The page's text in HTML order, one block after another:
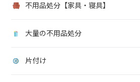
不用品処分【家具・寝具】
大量の不用品処分
片付け